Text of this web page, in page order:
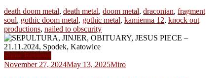
death doom metal, death metal, doom metal, draconian, fragment
soul, gothic doom metal, gothic metal, kamienna 12, knock out
productions, nailed to obscurity
Show Reviews
November 27, 2024May 13, 2025Miro